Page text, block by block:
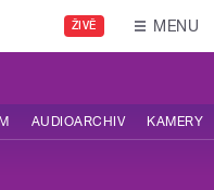
ŽIVĚ MENU
AUDIOARCHIV KAMERY